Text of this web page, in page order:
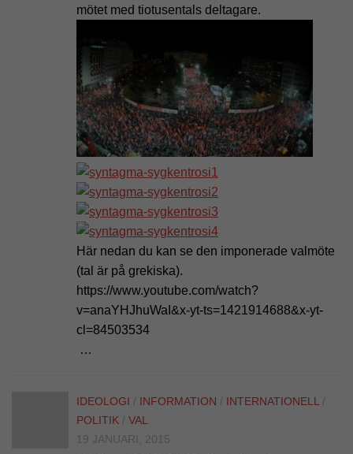
mötet med tiotusentals deltagare.
Här nedan du kan se den imponerade valmöte
(tal är på grekiska).
https://www.youtube.com/watch?
v=anaYHJhuWaI&x-yt-ts=1421914688&x-yt-
cl=84503534
…
IDEOLOGI / INFORMATION / INTERNATIONELL /
POLITIK / VAL
19 JANUARI, 2015